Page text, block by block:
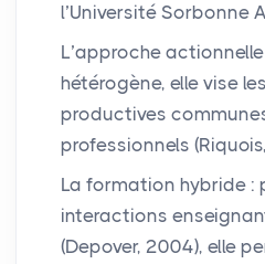
l’Université Sorbonne
L’approche
hétérogène, elle vise
productives
professionnels
La formation hybride :
interactions
(Depover, 2004), elle